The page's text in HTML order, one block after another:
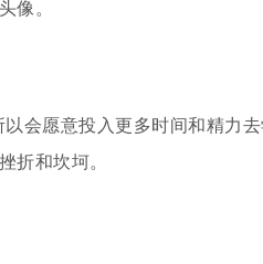
像。
会愿意投入更多时间和精力
折和坎坷。